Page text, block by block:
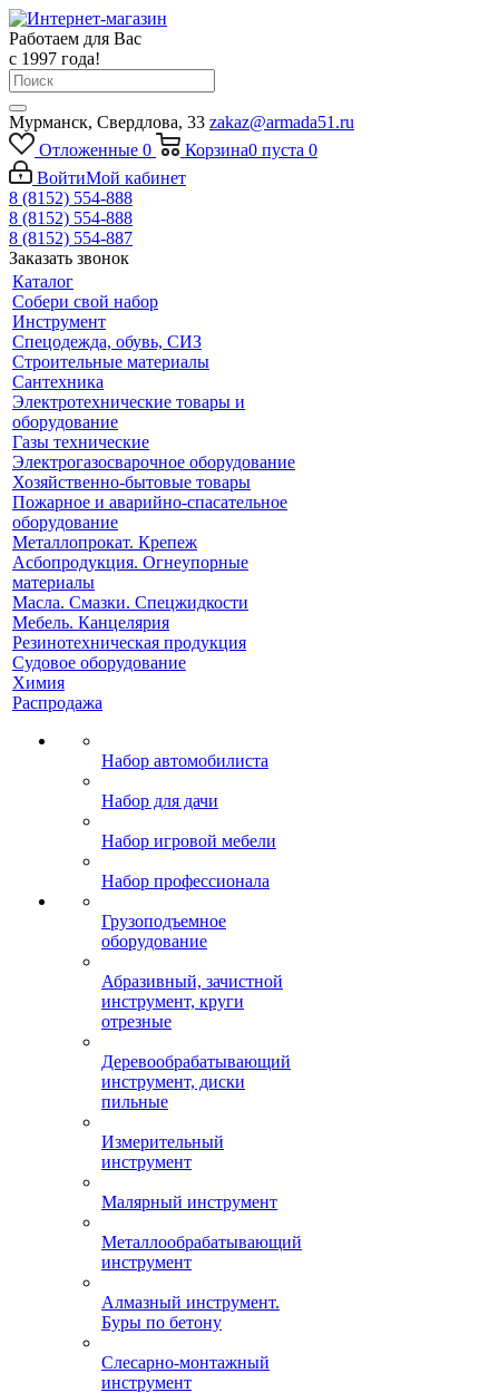
Работаем для Вас
с 1997 года!
Мурманск, Свердлова, 33 zakaz@armada51.ru
Отложенные 0 Корзина0 пуста 0
ВойтиМой кабинет
8 (8152) 554-888
8 (8152) 554-888
8 (8152) 554-887
Заказать звонок
Каталог
Собери свой набор
Инструмент
Спецодежда, обувь, СИЗ
Строительные материалы
Сантехника
Электротехнические товары и
оборудование
Газы технические
Электрогазосварочное оборудование
Хозяйственно-бытовые товары
Пожарное и аварийно-спасательное
оборудование
Металлопрокат. Крепеж
Асбопродукция. Огнеупорные
материалы
Масла. Смазки. Спецжидкости
Мебель. Канцелярия
Резинотехническая продукция
Судовое оборудование
Химия
Распродажа
Набор автомобилиста
Набор для дачи
Набор игровой мебели
Набор профессионала
Грузоподъемное
оборудование
Абразивный, зачистной
инструмент, круги
отрезные
Деревообрабатывающий
инструмент, диски
пильные
Измерительный
инструмент
Малярный инструмент
Металлообрабатывающий
инструмент
Алмазный инструмент.
Буры по бетону
Слесарно-монтажный
инструмент